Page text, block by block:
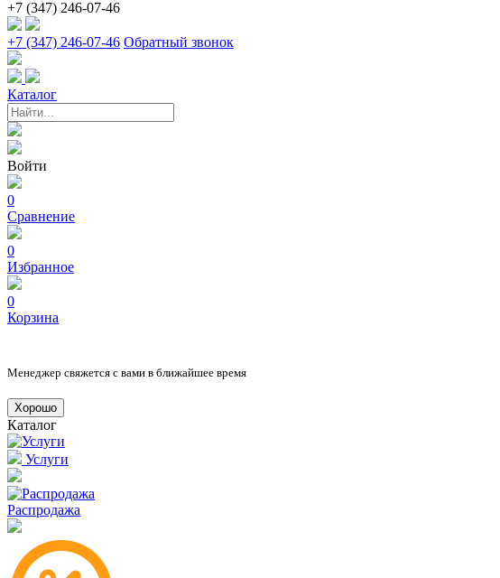
+7 (347) 246-07-46
+7 (347) 246-07-46 Обратный звонок
Каталог
Войти
0
Сравнение
0
Избранное
0
Корзина
Менеджер свяжется с вами в ближайшее время
Хорошо
Каталог
Услуги
Распродажа